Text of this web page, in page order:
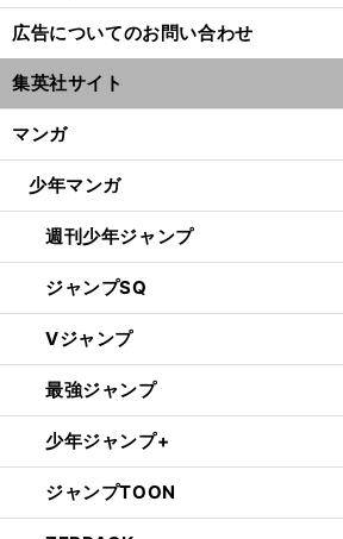
広告についてのお問い合わせ
集英社サイト
マンガ
少年マンガ
週刊少年ジャンプ
ジャンプSQ
Vジャンプ
最強ジャンプ
少年ジャンプ+
ジャンプTOON